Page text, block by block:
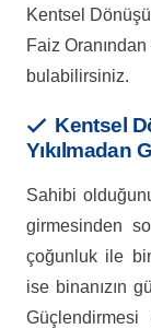
Kentsel
Faiz
bulabilirsiniz.
Kentsel
Yıkılmadan
Sahibi
girmesinden
çoğunluk ile
ise binanızın